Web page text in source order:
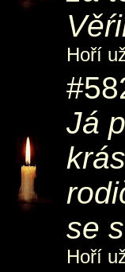
Hoří
Já
se
Hoří